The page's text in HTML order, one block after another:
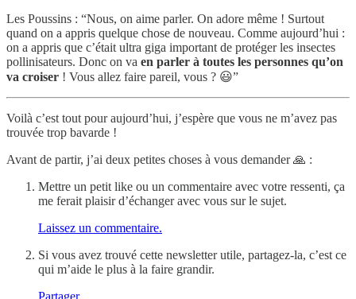
Les Poussins : “Nous, on aime parler. On adore même ! Surtout
quand on a appris quelque chose de nouveau. Comme aujourd’hui :
on a appris que c’était ultra giga important de protéger les insectes
pollinisateurs. Donc on va en parler à toutes les personnes qu’on
va croiser ! Vous allez faire pareil, vous ? 😃”
Voilà c’est tout pour aujourd’hui, j’espère que vous ne m’avez pas
trouvée trop bavarde !
Avant de partir, j’ai deux petites choses à vous demander 🙏 :
Mettre un petit like ou un commentaire avec votre ressenti, ça
me ferait plaisir d’échanger avec vous sur le sujet.
Laissez un commentaire.
Si vous avez trouvé cette newsletter utile, partagez-la, c’est ce
qui m’aide le plus à la faire grandir.
Partager